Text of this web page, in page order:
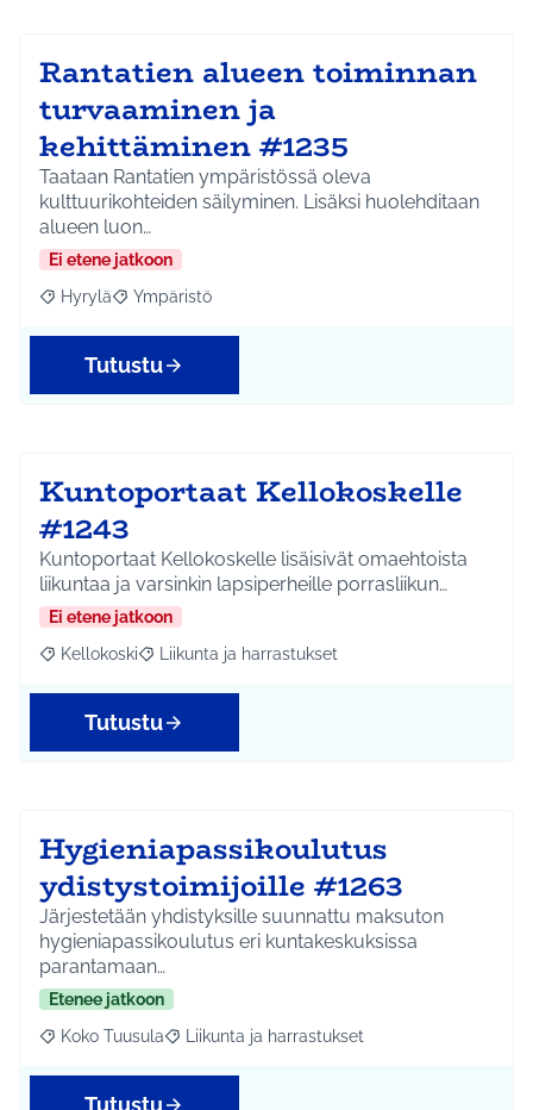
Rantatien alueen toiminnan
turvaaminen ja
kehittäminen #1235
Taataan Rantatien ympäristössä oleva
kulttuurikohteiden säilyminen. Lisäksi huolehditaan
alueen luon…
Ei etene jatkoon
Rajaa tulokset aihepiirin mukaan: Hyrylä
Hyrylä Rajaa tulokset teeman mukaan: Ympäristö
Ympäristö
Tutustu
Kuntoportaat Kellokoskelle
#1243
Kuntoportaat Kellokoskelle lisäisivät omaehtoista
liikuntaa ja varsinkin lapsiperheille porrasliikun…
Ei etene jatkoon
Rajaa tulokset aihepiirin mukaan: Kellokoski
Kellokoski Rajaa tulokset teeman mukaan: Liikunta ja
Liikunta ja harrastukset
Tutustu
Hygieniapassikoulutus
ydistystoimijoille #1263
Järjestetään yhdistyksille suunnattu maksuton
hygieniapassikoulutus eri kuntakeskuksissa
parantamaan…
Etenee jatkoon
Rajaa tulokset aihepiirin mukaan: Koko Tuusula
Koko Tuusula Rajaa tulokset teeman mukaan: Liikunta ja
Liikunta ja harrastukset
Tutustu